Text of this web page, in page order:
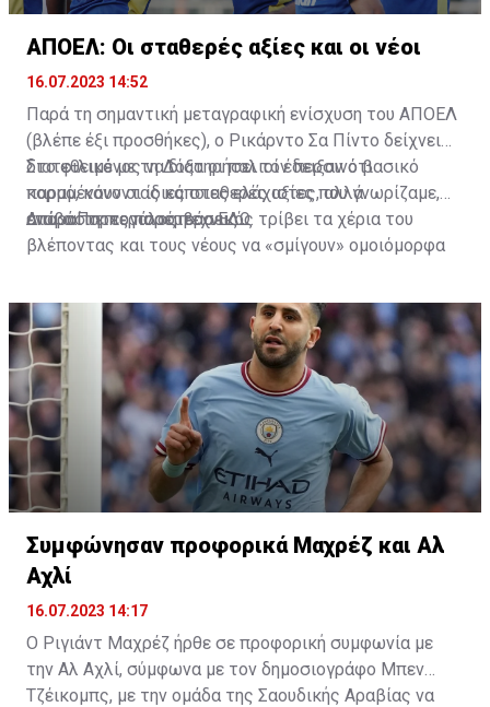
ΑΠΟΕΛ: Οι σταθερές αξίες και οι νέοι
16.07.2023 14:52
Παρά τη σημαντική μεταγραφική ενίσχυση του ΑΠΟΕΛ
(βλέπε έξι προσθήκες), ο Ρικάρντο Σα Πίντο δείχνει
διατεθειμένος να διατηρήσει τον περσινό βασικό
κορμό, κάνοντας κάποιες ελάχιστες, αλλά
απαραίτητες παρεμβάσεις.
Στο φιλικό με τη Δόξα οι παλιοί έδειξαν ότι
παραμένουν οι ίδιες σταθερές αξίες που γνωρίζαμε,
ενώ ο Πορτογάλος τεχνικός τρίβει τα χέρια του
βλέποντας και τους νέους να «σμίγουν» ομοιόμορφα
Διαβάστε περισσότεραΕΔΩ.
Συμφώνησαν προφορικά Μαχρέζ και Αλ
Αχλί
16.07.2023 14:17
Ο Ριγιάντ Μαχρέζ ήρθε σε προφορική συμφωνία με
την Αλ Αχλί, σύμφωνα με τον δημοσιογράφο Μπεν
Τζέικομπς, με την ομάδα της Σαουδικής Αραβίας να